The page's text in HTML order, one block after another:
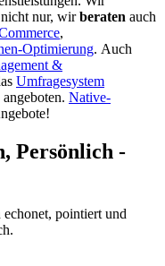
nicht nur, wirberaten auch
,
Optimierung. Auch
&
Umfragesystem
Native-
Persönlich -
pointiert und